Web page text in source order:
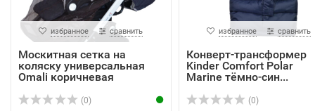
избранное сравнить
Москитная сетка на
коляску универсальная
Omali коричневая
(0)
избранное сравнить
Конверт-трансформер
Kinder Comfort Polar
Marine тёмно-син...
(0)